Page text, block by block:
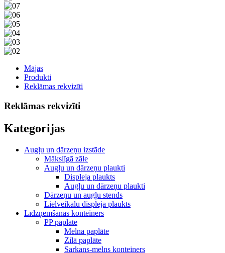
Mājas
Produkti
Reklāmas rekvizīti
Reklāmas rekvizīti
Kategorijas
Augļu un dārzeņu izstāde
Mākslīgā zāle
Augļu un dārzeņu plaukti
Displeja plaukts
Augļu un dārzeņu plaukti
Dārzeņu un augļu stends
Lielveikalu displeja plaukts
Līdzņemšanas konteiners
PP paplāte
Melna paplāte
Zilā paplāte
Sarkans-melns konteiners